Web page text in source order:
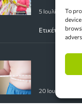
To
5 Ιουλίου 2022
Ετικέτες
20 Ιουνίου 2022